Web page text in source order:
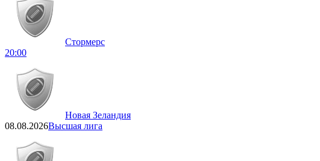
Стормерс
20:00
Новая Зеландия
08.08.2026Высшая лига